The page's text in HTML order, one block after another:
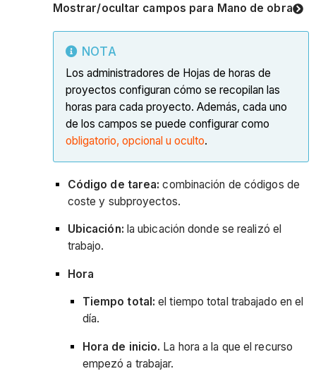
Mostrar/ocultar campos para Mano de obra
NOTA
Los administradores de Hojas de horas de
proyectos configuran cómo se recopilan las
horas para cada proyecto. Además, cada uno
de los campos se puede configurar como
obligatorio, opcional u oculto.
Código de tarea:combinación de códigos de
coste y subproyectos.
Ubicación: la ubicación donde se realizó el
trabajo.
Hora
Tiempo total:el tiempo total trabajado en el
día.
Hora de inicio. La hora a la que el recurso
empezó a trabajar.